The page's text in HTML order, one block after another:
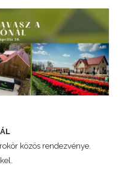
közös rendezvénye.